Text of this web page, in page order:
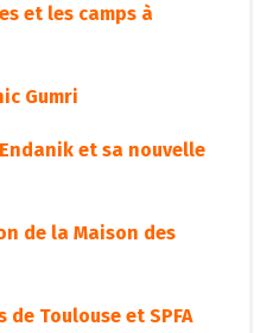
et les camps à
Gumri
et sa nouvelle
de la Maison des
de Toulouse et SPFA